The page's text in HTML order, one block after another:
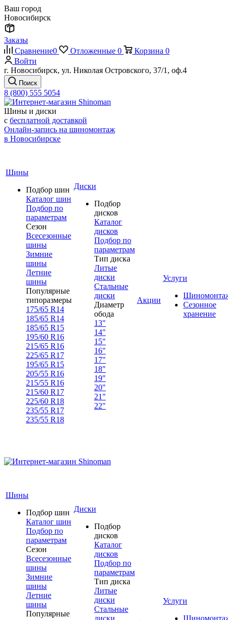
Ваш город
Новосибирск
Заказы
Сравнение0 Отложенные 0 Корзина 0
Войти
г. Новосибирск, ул. Николая Островского, 37/1, оф.4
Поиск
8 (800) 555 5054
Шины и диски
с бесплатной доставкой
Онлайн-запись на шиномонтаж
в Новосибирске
Шины
Подбор шин
Каталог шин
Подбор по
параметрам
Сезон
Всесезонные
шины
Зимние
шины
Летние
шины
Популярные
типоразмеры
175/65 R14
185/65 R14
185/65 R15
195/60 R16
215/65 R16
225/65 R17
195/65 R15
205/55 R16
215/55 R16
215/60 R17
225/60 R18
235/55 R17
235/55 R18
Диски
Подбор
дисков
Каталог
дисков
Подбор по
параметрам
Тип диска
Литые
диски
Стальные
диски
Диаметр
обода
13"
14"
15"
16"
17"
18"
19"
20"
21"
22"
Акции
Услуги
Сезонное
хранение
Шины
Подбор шин
Каталог шин
Подбор по
параметрам
Сезон
Всесезонные
шины
Зимние
шины
Летние
шины
Популярные
Диски
Подбор
дисков
Каталог
дисков
Подбор по
параметрам
Тип диска
Литые
диски
Стальные
диски
Услуги